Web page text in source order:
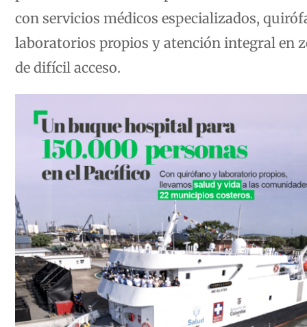
con servicios médicos especializados,
laboratorios propios y atención integral en
de difícil acceso.